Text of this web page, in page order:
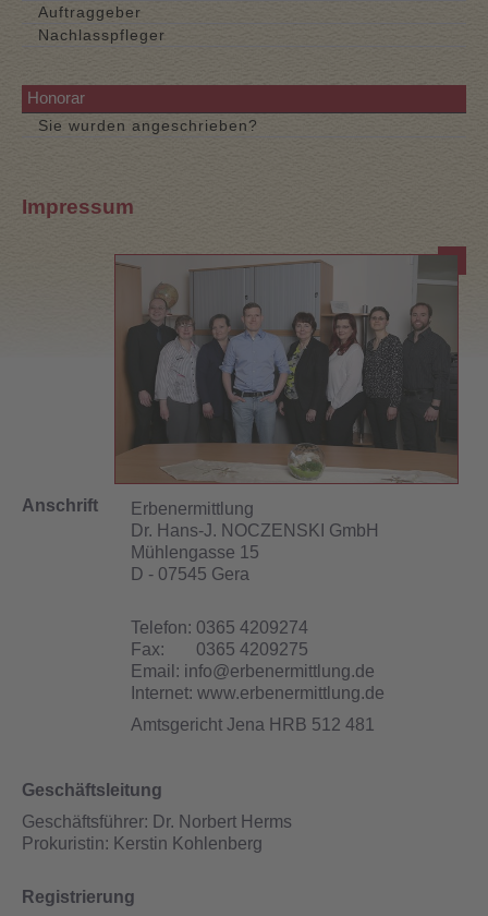
Auftraggeber
Nachlasspfleger
Honorar
Sie wurden angeschrieben?
Impressum
Anschrift
Erbenermittlung
Dr. Hans-J. NOCZENSKI GmbH
Mühlengasse 15
D - 07545 Gera
Telefon: 0365 4209274
Fax:
0365 4209275
Email: info@erbenermittlung.de
Internet: www.erbenermittlung.de
Amtsgericht Jena HRB 512 481
Geschäftsleitung
Geschäftsführer: Dr. Norbert Herms
Prokuristin: Kerstin Kohlenberg
Registrierung